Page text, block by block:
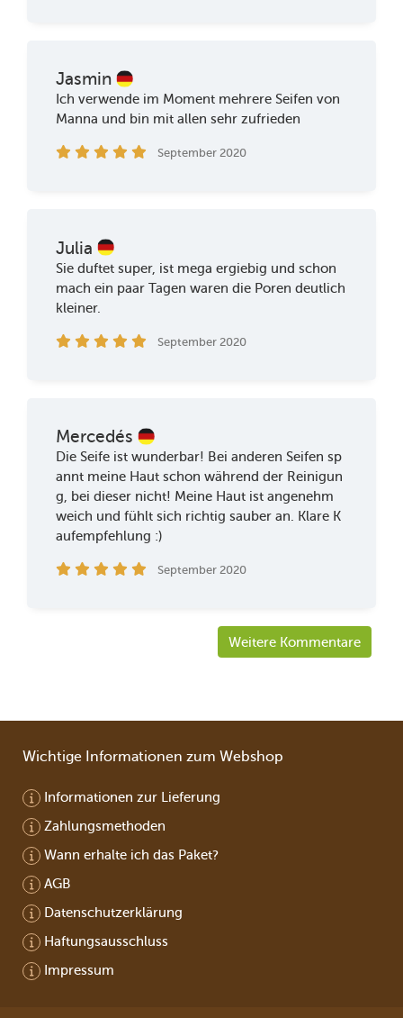
Jasmin
Ich verwende im Moment mehrere Seifen von
Manna und bin mit allen sehr zufrieden
September 2020
Julia
Sie duftet super, ist mega ergiebig und schon
mach ein paar Tagen waren die Poren deutlich
kleiner.
September 2020
Mercedés
Die Seife ist wunderbar! Bei anderen Seifen sp
annt meine Haut schon während der Reinigun
g, bei dieser nicht! Meine Haut ist angenehm
weich und fühlt sich richtig sauber an. Klare K
aufempfehlung :)
September 2020
Weitere Kommentare
Wichtige Informationen zum Webshop
Informationen zur Lieferung
Zahlungsmethoden
Wann erhalte ich das Paket?
AGB
Datenschutzerklärung
Haftungsausschluss
Impressum